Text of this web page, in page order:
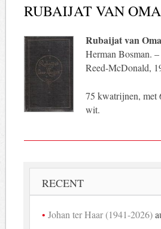
RUBAIJAT VAN
Rubaijat van
Herman Bosman.
Reed-McDonald,
75 kwatrijnen, met
wit.
RECENT
Johan ter Haar (1941-2026)